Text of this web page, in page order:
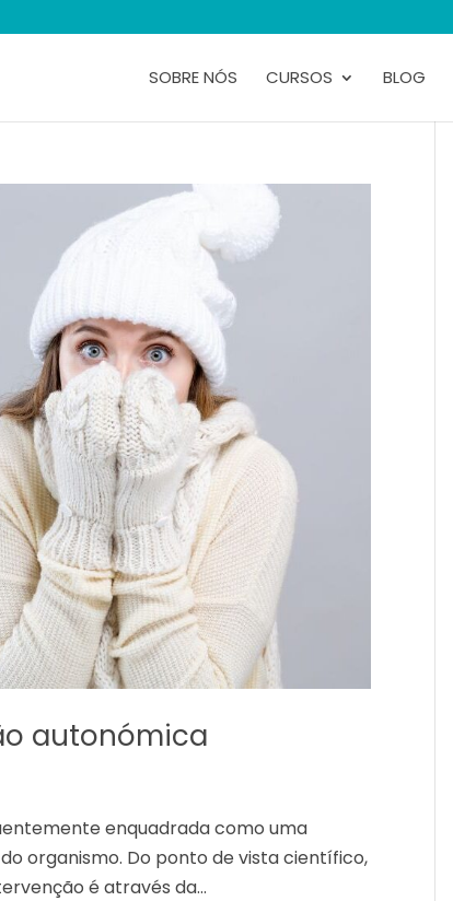
SOBRE NÓS CURSOS BLOG
autonómica
enquadrada como uma
organismo. Do ponto de vista científico,
é através da...